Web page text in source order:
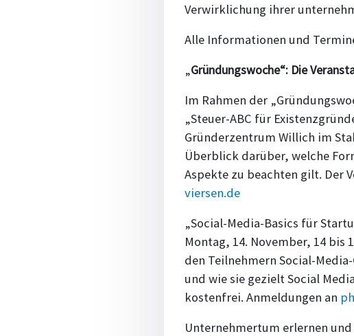
Verwirklichung ihrer
Alle Informationen und
„Gründungswoche“: Die
Im Rahmen der
„Steuer-ABC für
Gründerzentrum Willich im
Überblick darüber, welche
Aspekte zu beachten gilt. Der
viersen.de
„Social-Media-Basics für
Montag, 14. November, 14 bis
den Teilnehmern Social-
und wie sie gezielt Social
kostenfrei. Anmeldungen an
Unternehmertum erlernen